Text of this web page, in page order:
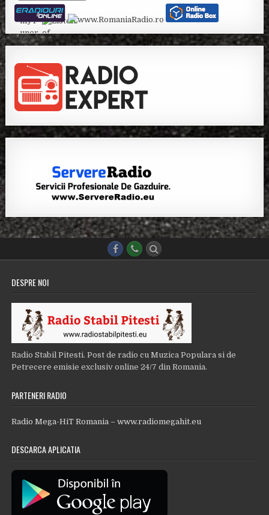
DESPRE NOI
Radio Stabil Pitesti. Post de radio cu Muzica Populara si de
Petrecere emisie exclusiv online 24/7 din Romania.
PARTENERI RADIO
Radio Mega-HiT Romania – www.radiomegahit.eu
DESCARCA APLICATIA